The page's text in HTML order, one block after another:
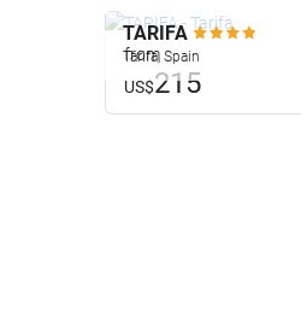
TARIFA
Tarifa, Spain
from
US$215